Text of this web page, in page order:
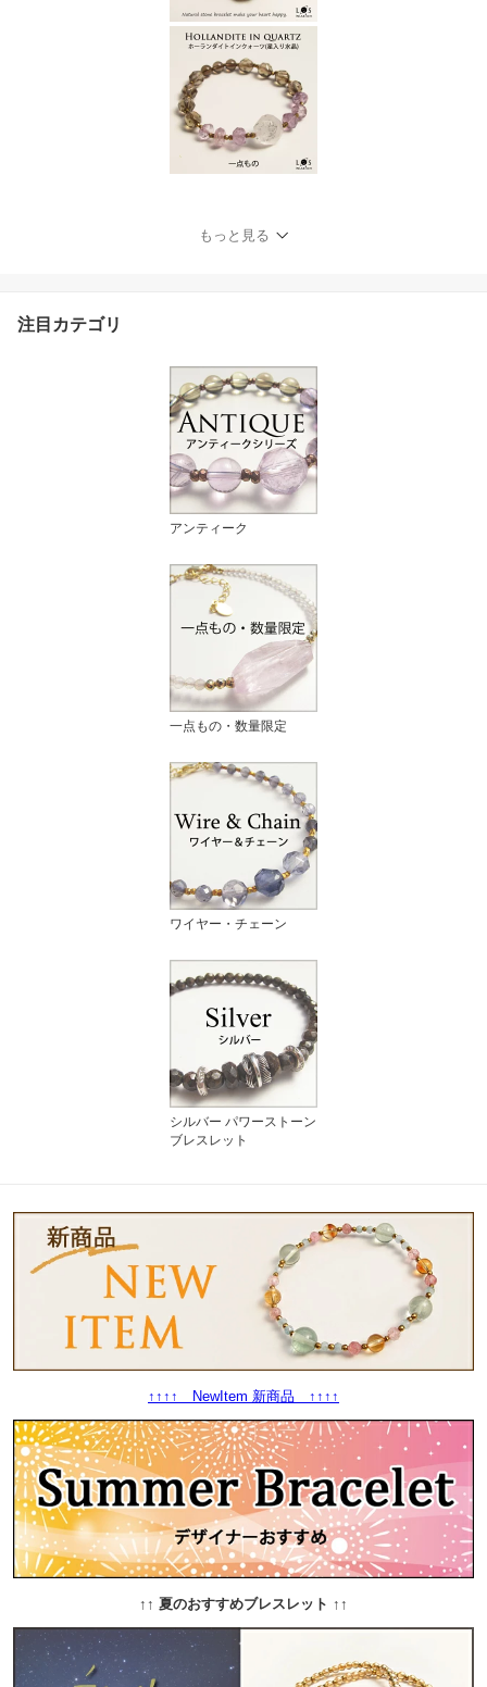
もっと見る
注目カテゴリ
アンティーク
一点もの・数量限定
ワイヤー・チェーン
シルバー パワーストーン
ブレスレット
↑↑↑↑ NewItem 新商品 ↑↑↑↑
↑↑ 夏のおすすめブレスレット ↑↑